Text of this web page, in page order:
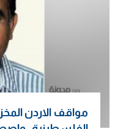
مواقف الاردن